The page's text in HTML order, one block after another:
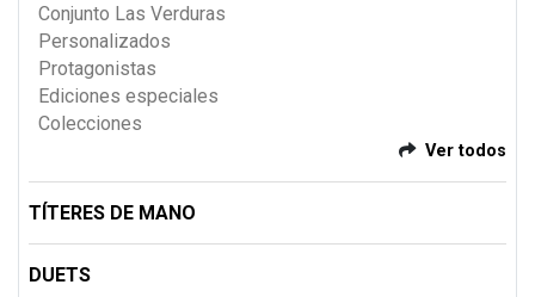
Conjunto Las Verduras
Personalizados
Protagonistas
Ediciones especiales
Colecciones
Ver todos
TÍTERES DE MANO
DUETS